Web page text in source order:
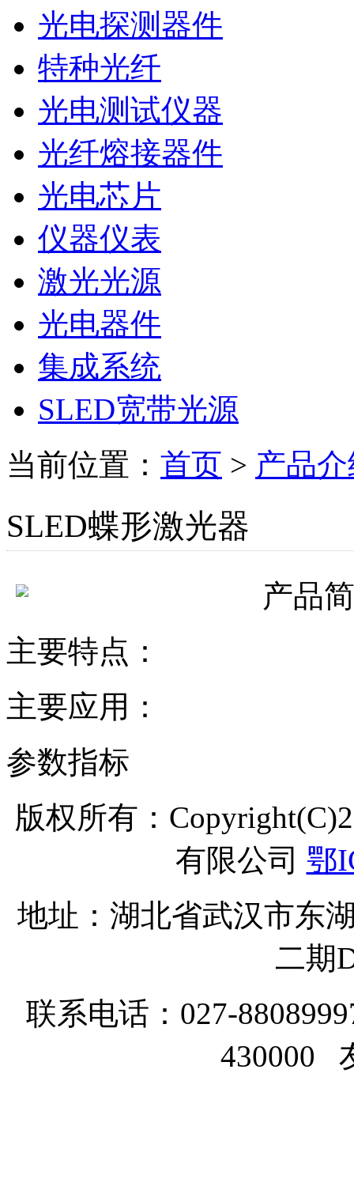
光电探测器件
特种光纤
光电测试仪器
光纤熔接器件
光电芯片
仪器仪表
激光光源
光电器件
集成系统
SLED宽带光源
当前位置： 首页 > 产品
SLED蝶形激光器
产品
主要特点：
主要应用：
参数指标
版权所有：
有限公司 鄂
地址：湖北省武汉市东
二期
联系电话：027-
430000